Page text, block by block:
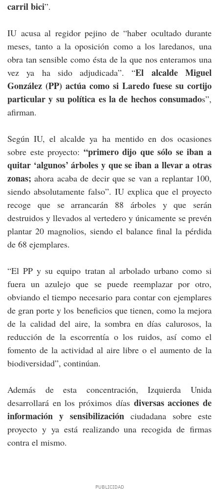
carril bici”.
IU acusa al regidor pejino de “haber ocultado durante
meses, tanto a la oposición como a los laredanos, una
obra tan sensible como ésta de la que nos enteramos una
vez ya ha sido adjudicada”. “El alcalde Miguel
González (PP) actúa como si Laredo fuese su cortijo
particular y su política es la de hechos consumados”,
afirman.
Según IU, el alcalde ya ha mentido en dos ocasiones
sobre este proyecto: “primero dijo que sólo se iban a
quitar ‘algunos’ árboles y que se iban a llevar a otras
zonas;ahora acaba de decir que se van a replantar 100,
siendo absolutamente falso”. IU explica que el proyecto
recoge que se arrancarán 88 árboles y que serán
destruidos y llevados al vertedero y únicamente se prevén
plantar 20 magnolios, siendo el balance final la pérdida
de 68 ejemplares.
“El PP y su equipo tratan al arbolado urbano como si
fuera un azulejo que se puede reemplazar por otro,
obviando el tiempo necesario para contar con ejemplares
de gran porte y los beneficios que tienen, como la mejora
de la calidad del aire, la sombra en días calurosos, la
reducción de la escorrentía o los ruidos, así como el
fomento de la actividad al aire libre o el aumento de la
biodiversidad”, continúan.
Además de esta concentración, Izquierda Unida
desarrollará en los próximos días diversas acciones de
información y sensibilización ciudadana sobre este
proyecto y ya está realizando una recogida de firmas
contra el mismo.